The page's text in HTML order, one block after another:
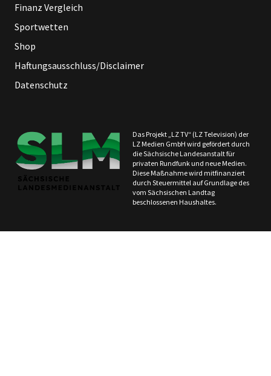
Finanz Vergleich
Sportwetten
Shop
Haftungsausschluss/Disclaimer
Datenschutz
Das Projekt „LZ TV“ (LZ Television) der
LZ Medien GmbH wird gefördert durch
die Sächsische Landesanstalt für
privaten Rundfunk und neue Medien.
Diese Maßnahme wird mitfinanziert
durch Steuermittel auf Grundlage des
vom Sächsischen Landtag
beschlossenen Haushaltes.